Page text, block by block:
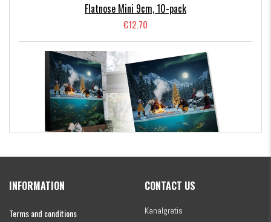
Flatnose Mini 9cm, 10-pack
€12.70
€154.86
INFORMATION
Terms and conditions
CONTACT US
Kanalgratis